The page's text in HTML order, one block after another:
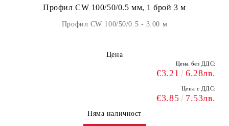
Профил CW 100/50/0.5 мм, 1 брой 3 м
Профил CW 100/50/0.5 - 3.00 м
Цена
Цена без ДДС:
€3.21 6.28лв.
Цена с ДДС:
€3.85 7.53лв.
Няма наличност